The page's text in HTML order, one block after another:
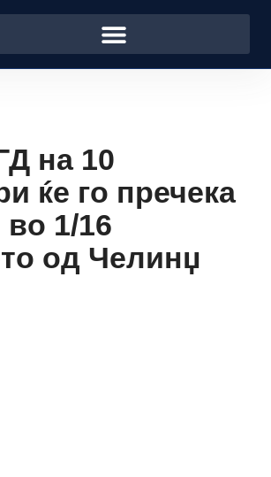
на 10
ќе го пречека
1/16
од Челинџ